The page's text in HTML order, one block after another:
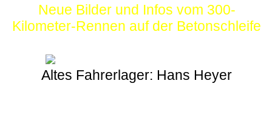
Neue Bilder und Infos vom 300-
Kilometer-Rennen auf der Betonschleife
Altes Fahrerlager: Hans Heyer